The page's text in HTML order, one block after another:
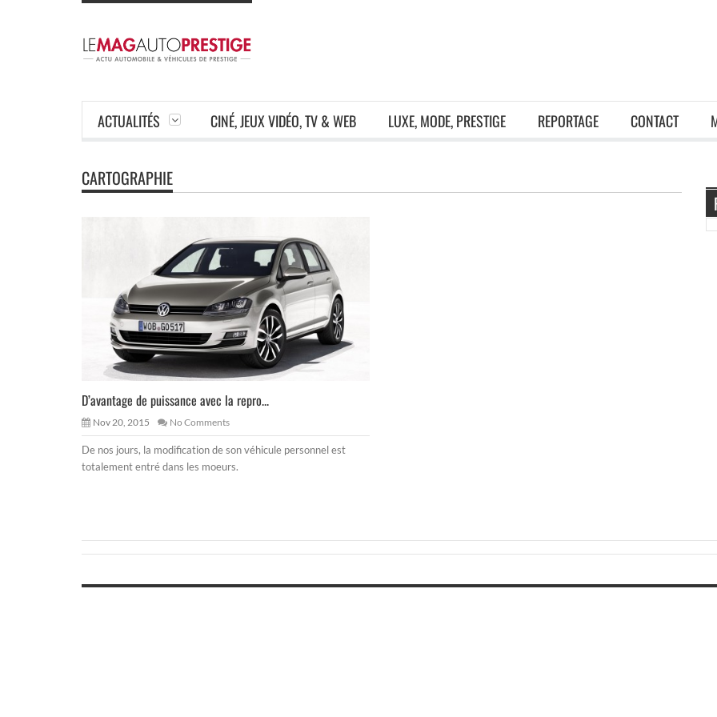
ACTUALITÉS CINÉ, JEUX VIDÉO, TV & WEB LUXE, MODE, PRESTIGE REPORTAGE CONTACT
CARTOGRAPHIE
D’avantage de puissance avec la repro...
Nov 20, 2015 No Comments
De nos jours, la modification de son véhicule personnel est
totalement entré dans les moeurs.